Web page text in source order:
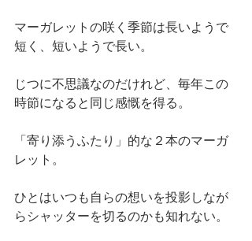
マーガレットの咲く季節は長いようで
短く、短いようで長い。
じつに不思議なのだけれど、毎年この
時節になると同じ感慨を得る。
「寄り添うふたり」的な２本のマーガ
レット。
ひとはいつも自らの想いを投影しなが
らシャッターを切るのかも知れない。